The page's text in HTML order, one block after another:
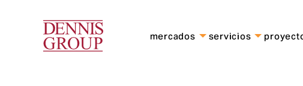
mercados servicios